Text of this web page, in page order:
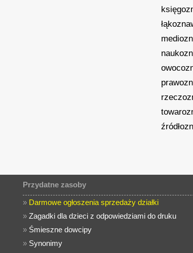
Przydatne zasoby
» Darmowe ogłoszenia sprzedaży działki
»Zagadki dla dzieci z odpowiedziami do druku
» Śmieszne dowcipy
» Synonimy